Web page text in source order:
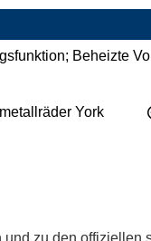
Beheizte
York
zu den offiziellen